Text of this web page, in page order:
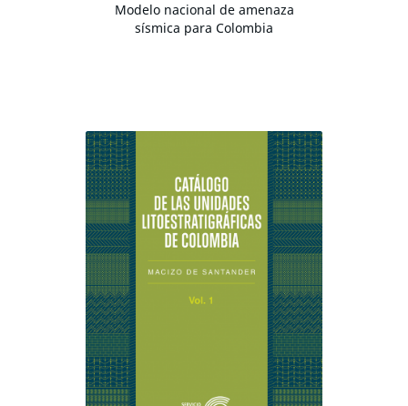
Modelo nacional de amenaza
sísmica para Colombia